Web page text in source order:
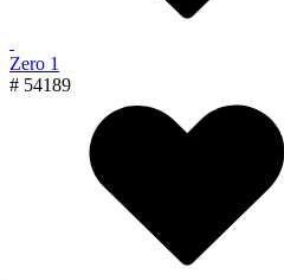
Zero 1
# 54189